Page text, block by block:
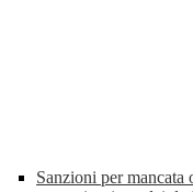
Sanzioni per mancata